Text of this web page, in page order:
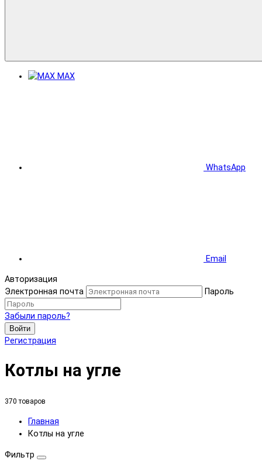
MAX
WhatsApp
Email
Авторизация
Электронная почта
Пароль
Забыли пароль?
Войти
Регистрация
Котлы на угле
370 товаров
Главная
Котлы на угле
Фильтр